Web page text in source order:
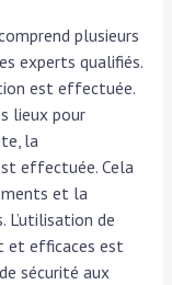
plusieurs
experts qualifiés.
est effectuée.
lieux pour
la
effectuée. Cela
et la
de
et efficaces est
sécurité aux